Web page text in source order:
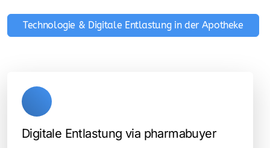
Technologie & Digitale Entlastung in der Apotheke
Digitale Entlastung via pharmabuyer